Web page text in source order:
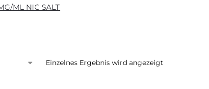
ML NIC SALT
Einzelnes Ergebnis wird angezeigt